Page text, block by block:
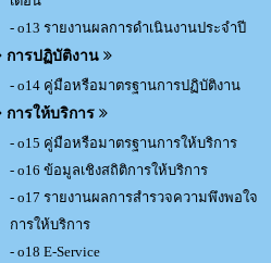
- o13 รายงานผลการดำเนินงานประจำปี
การปฏิบัติงาน
- o14 คู่มือหรือมาตรฐานการปฏิบัติงาน
การให้บริการ
- o15 คู่มือหรือมาตรฐานการให้บริการ
- o16 ข้อมูลเชิงสถิติการให้บริการ
- o17 รายงานผลการสำรวจความพึงพอใจ
การให้บริการ
- o18 E-Service